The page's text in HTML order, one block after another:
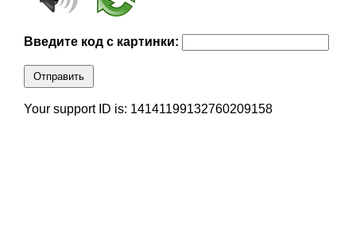
Введите код с картинки:
Отправить
Your support ID is: 14141199132760209158